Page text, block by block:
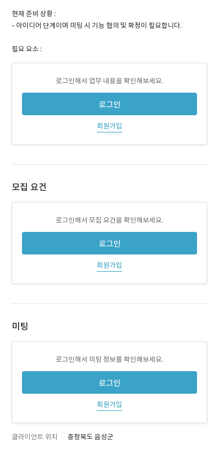
현재 준비 상황 :
- 아이디어 단계이며 미팅 시 기능 협의 및 확정이 필요합니다.
필요 요소 :
로그인해서 업무 내용을 확인해보세요.
로그인
회원가입
모집 요건
로그인해서 모집 요건을 확인해보세요.
로그인
회원가입
미팅
로그인해서 미팅 정보를 확인해보세요.
로그인
회원가입
클라이언트 위치 충청북도 음성군